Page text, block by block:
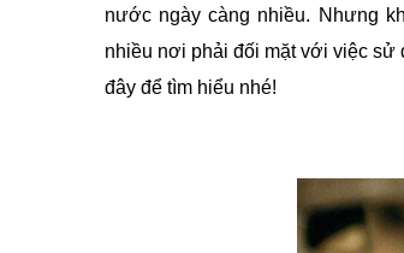
nước ngày càng nhiều. Nhưng
nhiều nơi phải đối mặt với việc sử
đây để tìm hiểu nhé!